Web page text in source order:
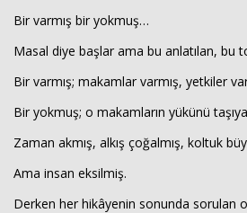
Bir varmış bir yokmuş…
Masal diye başlar ama bu anlatılan, bu
Bir varmış; makamlar varmış, yetkiler
Bir yokmuş; o makamların yükünü
Zaman akmış, alkış çoğalmış, koltuk
Ama insan eksilmiş.
Derken her hikâyenin sonunda sorulan